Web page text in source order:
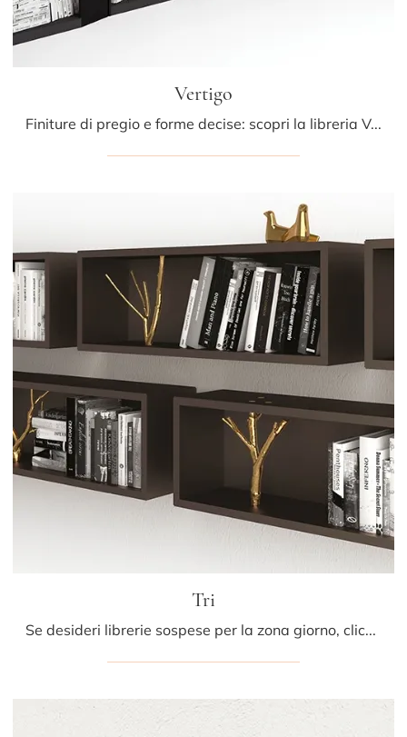
Vertigo
Finiture di pregio e forme decise: scopri la libreria Vertigo di Minotti Italia tra le più belle Librerie moderne a muro.
Tri
Se desideri librerie sospese per la zona giorno, clicca e scopri le nostre soluzioni design: il modello Tri Minotti Italia ti attende!